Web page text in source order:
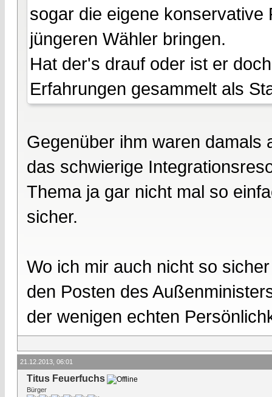
sogar die eigene
jüngeren Wähler bringen.
Hat der's drauf oder ist er
Erfahrungen gesammelt als
Gegenüber ihm waren damals
das schwierige
Thema ja gar nicht mal so
sicher.
Wo ich mir auch nicht so
den Posten des
der wenigen echten
21.12.2013, 06:01
Titus Feuerfuchs
Bürger